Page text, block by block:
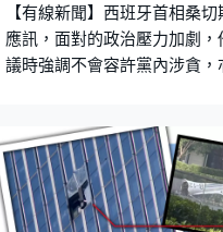
【有線新聞】西班牙首相桑
應訊，面對的政治壓力加劇
議時強調不會容許黨內涉貪，
便入正題，強調反貪應零容
的努力推動中，我們過去8年
知其不足以完全剷除政治中的
如何貪腐』，而是對抗涉及貪